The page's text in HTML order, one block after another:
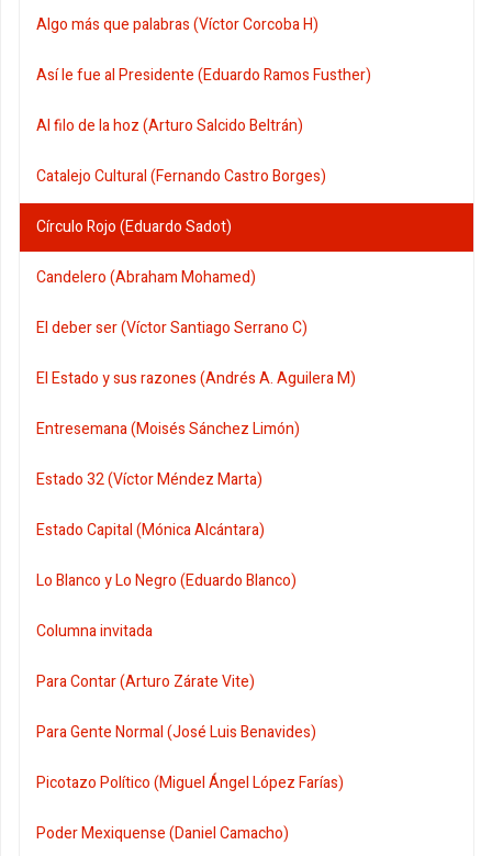
Algo más que palabras (Víctor Corcoba H)
Así le fue al Presidente (Eduardo Ramos Fusther)
Al filo de la hoz (Arturo Salcido Beltrán)
Catalejo Cultural (Fernando Castro Borges)
Círculo Rojo (Eduardo Sadot)
Candelero (Abraham Mohamed)
El deber ser (Víctor Santiago Serrano C)
El Estado y sus razones (Andrés A. Aguilera M)
Entresemana (Moisés Sánchez Limón)
Estado 32 (Víctor Méndez Marta)
Estado Capital (Mónica Alcántara)
Lo Blanco y Lo Negro (Eduardo Blanco)
Columna invitada
Para Contar (Arturo Zárate Vite)
Para Gente Normal (José Luis Benavides)
Picotazo Político (Miguel Ángel López Farías)
Poder Mexiquense (Daniel Camacho)